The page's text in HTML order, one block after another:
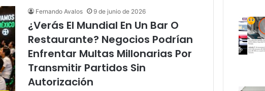
Fernando Avalos 9 de junio de 2026
¿Verás El Mundial En Un Bar O
Restaurante? Negocios Podrían
Enfrentar Multas Millonarias Por
Transmitir Partidos Sin
Autorización